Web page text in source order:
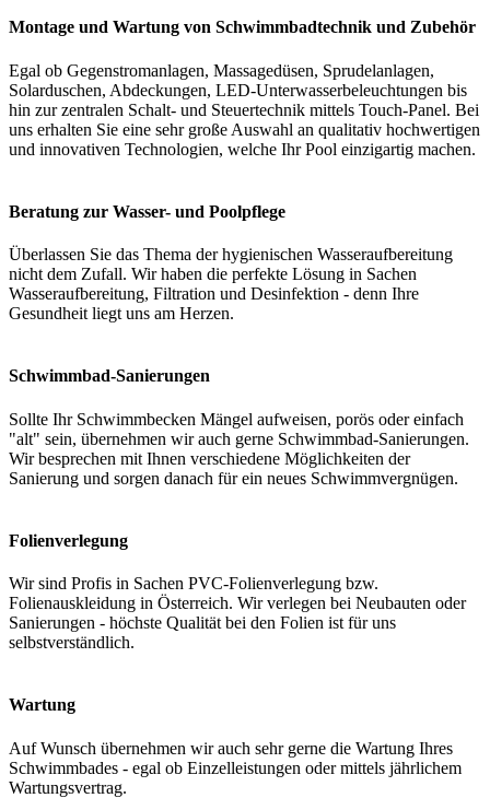
Montage und Wartung von Schwimmbadtechnik und Zubehör
Egal ob Gegenstromanlagen, Massagedüsen, Sprudelanlagen,
Solarduschen, Abdeckungen, LED-Unterwasserbeleuchtungen bis
hin zur zentralen Schalt- und Steuertechnik mittels Touch-Panel. Bei
uns erhalten Sie eine sehr große Auswahl an qualitativ hochwertigen
und innovativen Technologien, welche Ihr Pool einzigartig machen.
Beratung zur Wasser- und Poolpflege
Überlassen Sie das Thema der hygienischen Wasseraufbereitung
nicht dem Zufall. Wir haben die perfekte Lösung in Sachen
Wasseraufbereitung, Filtration und Desinfektion - denn Ihre
Gesundheit liegt uns am Herzen.
Schwimmbad-Sanierungen
Sollte Ihr Schwimmbecken Mängel aufweisen, porös oder einfach
"alt" sein, übernehmen wir auch gerne Schwimmbad-Sanierungen.
Wir besprechen mit Ihnen verschiedene Möglichkeiten der
Sanierung und sorgen danach für ein neues Schwimmvergnügen.
Folienverlegung
Wir sind Profis in Sachen PVC-Folienverlegung bzw.
Folienauskleidung in Österreich. Wir verlegen bei Neubauten oder
Sanierungen - höchste Qualität bei den Folien ist für uns
selbstverständlich.
Wartung
Auf Wunsch übernehmen wir auch sehr gerne die Wartung Ihres
Schwimmbades - egal ob Einzelleistungen oder mittels jährlichem
Wartungsvertrag.